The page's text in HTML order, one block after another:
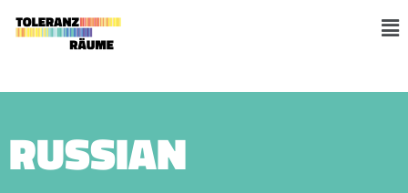
Inhalt
springen
RUSSIAN